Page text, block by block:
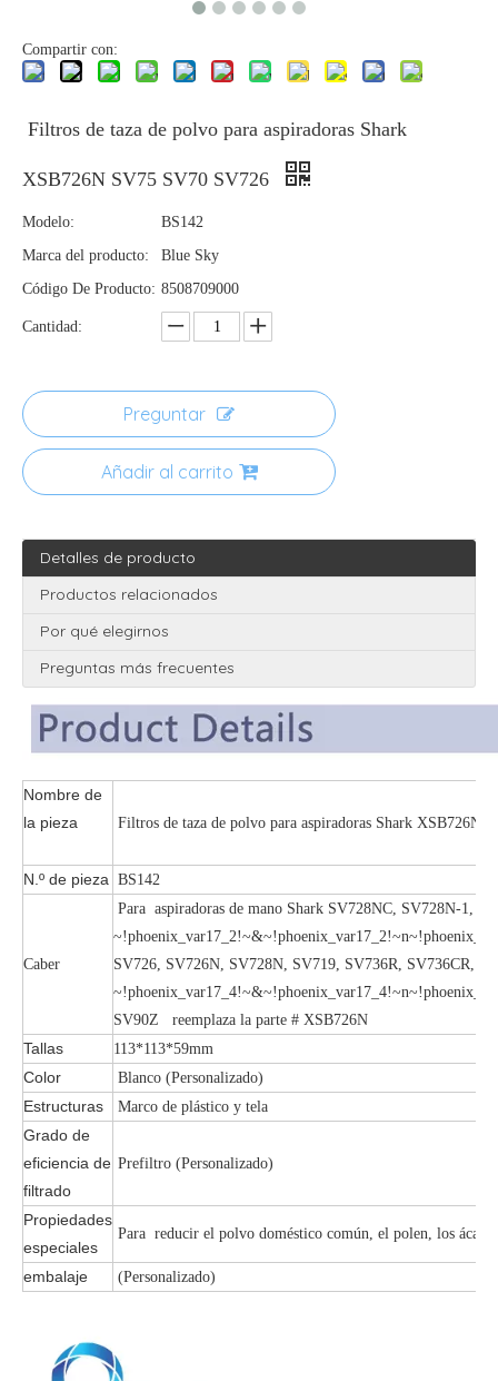
Compartir con:
Filtros de taza de polvo para aspiradoras Shark
XSB726N SV75 SV70 SV726
Modelo:
BS142
Marca del producto:
Blue Sky
Código De Producto: 8508709000
Cantidad:
Preguntar
Añadir al carrito
Detalles de producto
Productos relacionados
Por qué elegirnos
Preguntas más frecuentes
Nombre de
la pieza
Filtros de taza de polvo para aspiradoras Shark XSB726N
N.º de pieza BS142
Caber
Para aspiradoras de mano Shark SV728NC, SV728N-1,
SV726, SV726N, SV728N, SV719, SV736R, SV736CR,
SV90Z reemplaza la parte # XSB726N
Tallas 113*113*59mm
Color Blanco (Personalizado)
Estructuras Marco de plástico y tela
Grado de
eficiencia de
filtrado
Prefiltro (Personalizado)
Propiedades
especiales
Para reducir el polvo doméstico común, el polen, los
embalaje (Personalizado)